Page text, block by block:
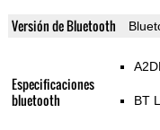
Versión de Bluetooth
Especificaciones
bluetooth
BT